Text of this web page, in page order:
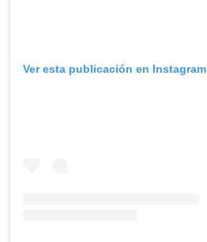
Ver esta publicación en Instagram